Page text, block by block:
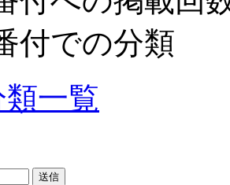
付での分類
一覧